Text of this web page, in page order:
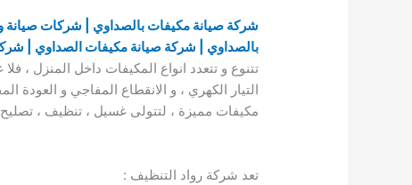
شركة صيانة مكيفات بالصداوي | شركات صيانة
بالصداوي | شركة صيانة مكيفات الصداوي |
تتنوع و تتعدد انواع المكيفات داخل المنزل ،
التيار الكهري ، و الانقطاع المفاجي و العودة
مكيفات مميزة ، لتتولى غسيل ، تنظيف ،
تعد شركة رواد التنظيف :